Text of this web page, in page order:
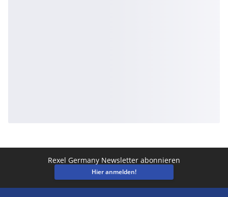
Rexel Germany Newsletter abonnieren
Hier anmelden!